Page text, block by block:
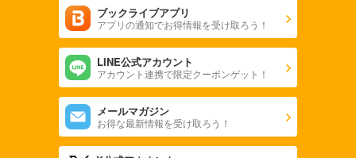
ブックライブアプリ
アプリの通知でお得情報を受け取ろう！
LINE公式アカウント
アカウント連携で限定クーポンゲット！
メールマガジン
お得な最新情報を受け取ろう！